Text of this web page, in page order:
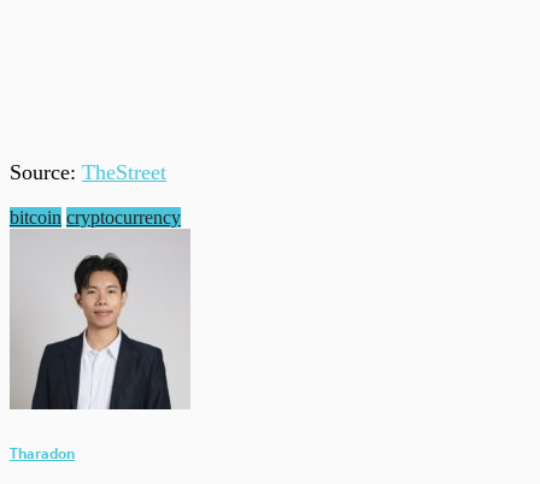
Source: TheStreet
bitcoin cryptocurrency
Tharadon